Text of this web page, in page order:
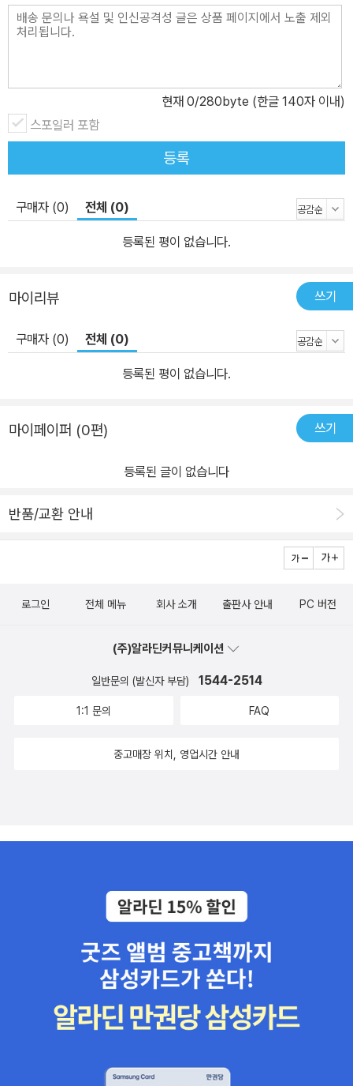
현재 0/280byte (한글 140자 이내)
스포일러 포함
등록
구매자 (0) 전체 (0)
등록된 평이 없습니다.
마이리뷰 쓰기
구매자 (0) 전체 (0)
등록된 평이 없습니다.
마이페이퍼 (0편) 쓰기
등록된 글이 없습니다
반품/교환 안내
로그인 전체 메뉴 회사 소개 출판사 안내 PC 버전
(주)알라딘커뮤니케이션
일반문의 (발신자 부담) 1544-2514
1:1 문의 FAQ
중고매장 위치, 영업시간 안내